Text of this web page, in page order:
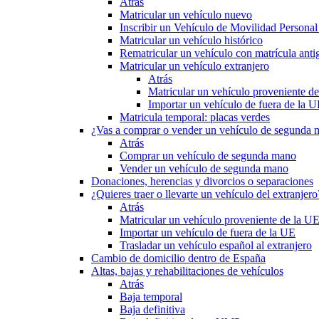
Matricular un vehículo nuevo
Inscribir un Vehículo de Movilidad
Matricular un vehículo histórico
Rematricular un vehículo con matrícula
Matricular un vehículo extranjero
Atrás
Matricular un vehículo proveniente
Importar un vehículo de fuera de la
Matricula temporal: placas verdes
¿Vas a comprar o vender un vehículo de segunda
Atrás
Comprar un vehículo de segunda mano
Vender un vehículo de segunda mano
Donaciones, herencias y divorcios o separaciones
¿Quieres traer o llevarte un vehículo del
Atrás
Matricular un vehículo proveniente de la UE
Importar un vehículo de fuera de la UE
Trasladar un vehículo español al extranjero
Cambio de domicilio dentro de España
Altas, bajas y rehabilitaciones de vehículos
Atrás
Baja temporal
Baja definitiva